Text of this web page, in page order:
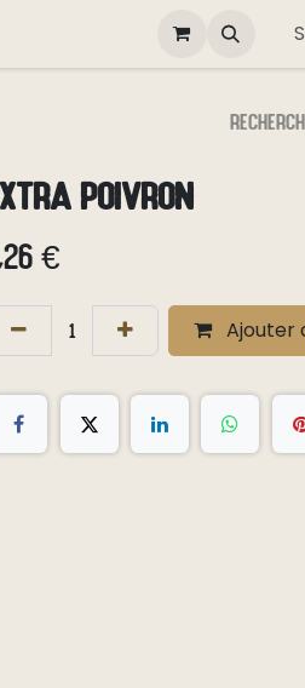
Postes
poivron
€
Ajouter